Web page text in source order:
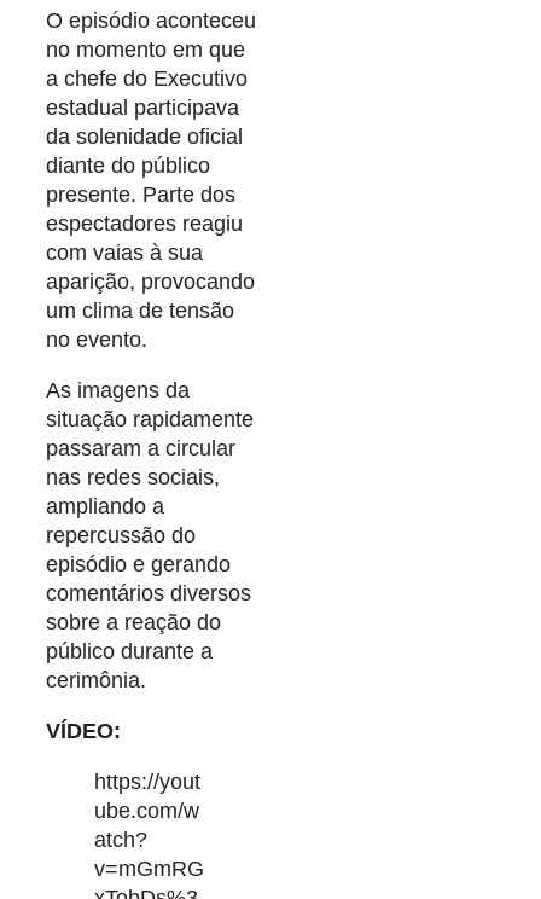
O episódio aconteceu
no momento em que
a chefe do Executivo
estadual participava
da solenidade oficial
diante do público
presente. Parte dos
espectadores reagiu
com vaias à sua
aparição, provocando
um clima de tensão
no evento.
As imagens da
situação rapidamente
passaram a circular
nas redes sociais,
ampliando a
repercussão do
episódio e gerando
comentários diversos
sobre a reação do
público durante a
cerimônia.
VÍDEO:
https://yout
ube.com/w
atch?
v=mGmRG